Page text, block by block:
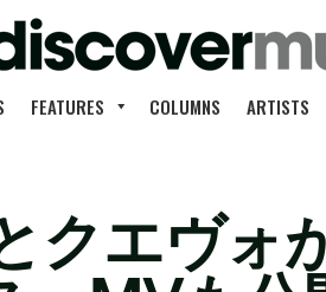
FEATURES COLUMNS ARTISTS
クエヴォ